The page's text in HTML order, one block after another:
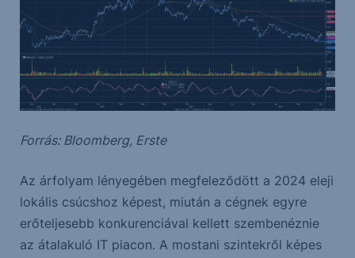
Forrás: Bloomberg, Erste
Az árfolyam lényegében megfeleződött a 2024 eleji
lokális csúcshoz képest, miután a cégnek egyre
erőteljesebb konkurenciával kellett szembenéznie
az átalakuló IT piacon. A mostani szintekről képes